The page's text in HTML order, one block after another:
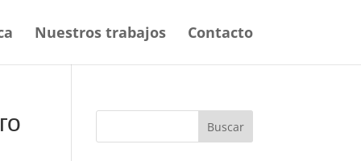
Nuestros trabajos Contacto